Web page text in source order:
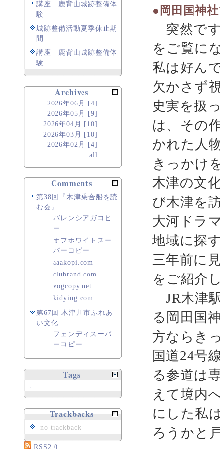
●岡田国神
突然で
をご覧に
私は好ん
欠かさず
史実を扱
は、その
かれた人
きっかけ
木津の文
び木津を
大河ドラ
地域に探
三年前に
をご紹介
JR木津
る岡田国
方ならき
国道24号
る参道は
えて境内
にした私
ろうかと
講座 鹿背山城跡整備体
験
城跡整備活動夏季休止期
間
講座 鹿背山城跡整備体
験
Archives
2026年06月 [4]
2026年05月 [9]
2026年04月 [10]
2026年03月 [10]
2026年02月 [4]
all
Comments
第38回『木津乗合船を読
む会』
バレンシアガコピ
ー
オフホワイトスー
パーコピー
aaakopi.com
clubrand.com
vogcopy.net
kidying.com
第67回 木津川市ふれあ
い文化...
フェンディスーパ
ーコピー
Tags
Trackbacks
no trackback
RSS2.0